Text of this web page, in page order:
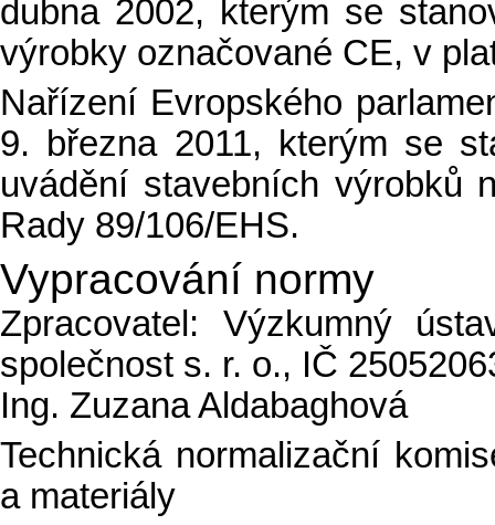
dubna 2002, kterým se
výrobky označované CE, v
Nařízení Evropského
9. března 2011, kterým se
uvádění stavebních výrobků
Rady 89/106/EHS.
Vypracování normy
Zpracovatel: Výzkumný
společnost s. r. o., IČ
Ing. Zuzana Aldabaghová
Technická normalizační
a materiály